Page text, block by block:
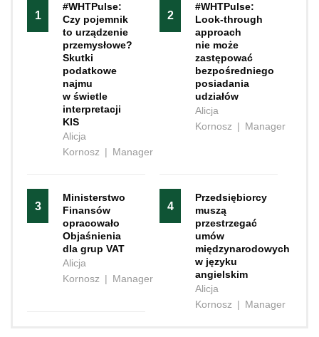
1
#WHTPulse:
Czy pojemnik
to urządzenie
przemysłowe?
Skutki
podatkowe
najmu
w świetle
interpretacji
KIS
Alicja
Kornosz | Manager
2
#WHTPulse:
Look-through
approach
nie może
zastępować
bezpośredniego
posiadania
udziałów
Alicja
Kornosz | Manager
3
Ministerstwo
Finansów
opracowało
Objaśnienia
dla grup VAT
Alicja
Kornosz | Manager
4
Przedsiębiorcy
muszą
przestrzegać
umów
międzynarodowych
w języku
angielskim
Alicja
Kornosz | Manager